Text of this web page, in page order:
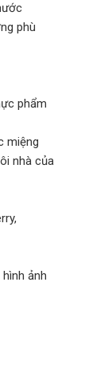
phù
phẩm
miệng
nhà của
ảnh